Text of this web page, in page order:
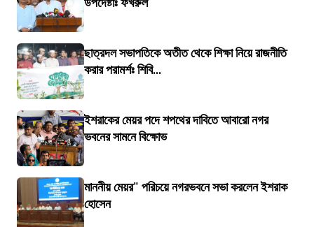
উপদেষ্টাঃ ফখরুল
ছাত্রদল সভাপতিকে অতীত থেকে শিক্ষা নিয়ে রাজনীতি
করার পরামর্শঃ শিবি...
ইশরাকের মেয়র পদে শপথের দাবিতে আবারো নগর
ভবনের সামনে বিক্ষোভ
মাননীয় মেয়র" পরিচয়ে নগরভবনে সভা করলেন ইশরাক
হোসেন